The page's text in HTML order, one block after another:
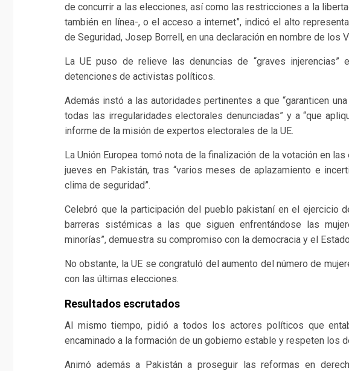
de concurrir a las elecciones, así como las restricciones a la
también en línea-, o el acceso a internet”, indicó el alto
de Seguridad, Josep Borrell, en una declaración en nombre de los
La UE puso de relieve las denuncias de “graves injerencias”
detenciones de activistas políticos.
Además instó a las autoridades pertinentes a que “garanticen
todas las irregularidades electorales denunciadas” y a “que
informe de la misión de expertos electorales de la UE.
La Unión Europea tomó nota de la finalización de la votación en
jueves en Pakistán, tras “varios meses de aplazamiento e
clima de seguridad”.
Celebró que la participación del pueblo pakistaní en el ejercicio
barreras sistémicas a las que siguen enfrentándose las
minorías”, demuestra su compromiso con la democracia y el
No obstante, la UE se congratuló del aumento del número de
con las últimas elecciones.
Resultados escrutados
Al mismo tiempo, pidió a todos los actores políticos que
encaminado a la formación de un gobierno estable y respeten los
Animó además a Pakistán a proseguir las reformas en